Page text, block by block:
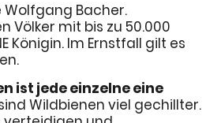
Wolfgang Bacher.
Völker mit bis zu 50.000
Königin. Im Ernstfall gilt es
ist jede einzelne eine
Wildbienen viel gechillter.